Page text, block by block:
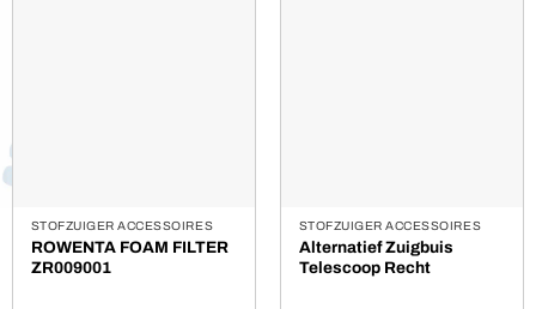
STOFZUIGER ACCESSOIRES
ROWENTA FOAM FILTER
ZR009001
STOFZUIGER ACCESSOIRES
Alternatief Zuigbuis
Telescoop Recht